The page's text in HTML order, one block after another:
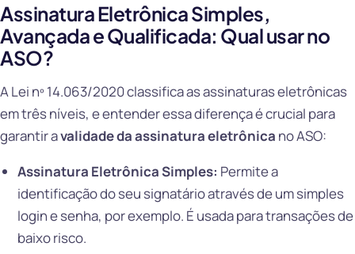
Assinatura Eletrônica Simples,
Avançada e Qualificada: Qual usar no
ASO?
A Lei nº 14.063/2020 classifica as assinaturas eletrônicas
em três níveis, e entender essa diferença é crucial para
garantir avalidade da assinatura eletrônica no ASO:
Assinatura Eletrônica Simples: Permite a
identificação do seu signatário através de um simples
login e senha, por exemplo. É usada para transações de
baixo risco.